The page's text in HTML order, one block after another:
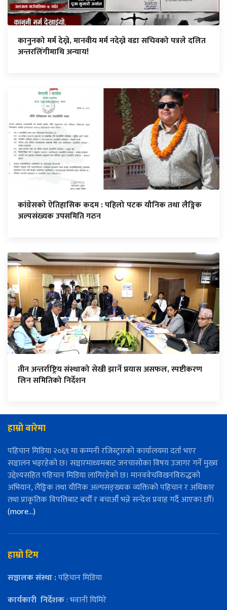
कानुनको मर्म देख्ने, मानवीय मर्म नदेख्ने वडा सचिवको पत्रले दलित
अन्तरलिंगीमाथि अन्याय!
कांग्रेसको ऐतिहासिक कदम : पहिलो पटक यौनिक तथा लैङ्गिक
अल्पसंख्यक उपसमिति गठन
तीन अन्तर्राष्ट्रिय संस्थाको सेखी झार्ने प्रयास असफल, स्पष्टीकरण
लिन समितिको निर्देशन
हाम्रो बारेमा
पहिचान मिडिया २०६९ मा कम्पनी रजिस्ट्रारको कार्यालयमा दर्ता भएर
सञ्चालन भइरहेको छ। सञ्चारमाध्यमबाट जनचासोका विषय उजागर गर्ने मुख्य
उद्देश्यसहित पहिचान मिडिया लागिरहेको छ। मानववेचविखनविरुद्धको
अभियान, लैङ्गिक तथा यौनिक अल्पसङ्ख्यक व्यक्तिको पहिचान र अधिकार
तथा प्राकृतिक विपत्तिबाट बचौँ र बचाऔँ भन्ने सन्देश प्रवाह गर्दै आएका छौँ।
(more…)
हाम्रो टिम
सञ्चालक संस्था :पहिचान मिडिया
कार्यकारी निर्देशक: भवानी घिमिरे